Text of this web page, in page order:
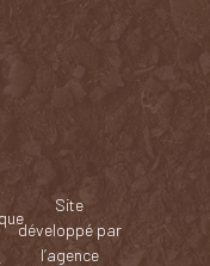
Site
développé par
l’agence